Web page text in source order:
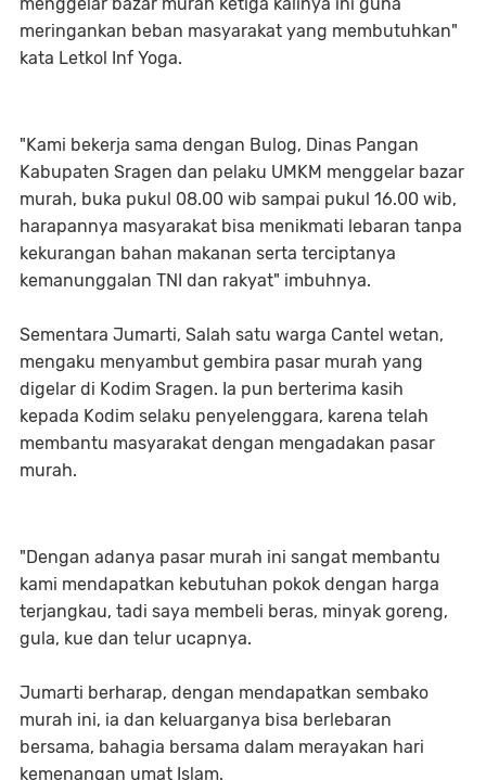
meringankan beban masyarakat yang membutuhkan"
kata Letkol Inf Yoga.
"Kami bekerja sama dengan Bulog, Dinas Pangan
Kabupaten Sragen dan pelaku UMKM menggelar bazar
murah, buka pukul 08.00 wib sampai pukul 16.00 wib,
harapannya masyarakat bisa menikmati lebaran tanpa
kekurangan bahan makanan serta terciptanya
kemanunggalan TNI dan rakyat" imbuhnya.
Sementara Jumarti, Salah satu warga Cantel wetan,
mengaku menyambut gembira pasar murah yang
digelar di Kodim Sragen. Ia pun berterima kasih
kepada Kodim selaku penyelenggara, karena telah
membantu masyarakat dengan mengadakan pasar
murah.
"Dengan adanya pasar murah ini sangat membantu
kami mendapatkan kebutuhan pokok dengan harga
terjangkau, tadi saya membeli beras, minyak goreng,
gula, kue dan telur ucapnya.
Jumarti berharap, dengan mendapatkan sembako
murah ini, ia dan keluarganya bisa berlebaran
bersama, bahagia bersama dalam merayakan hari
kemenangan umat Islam.